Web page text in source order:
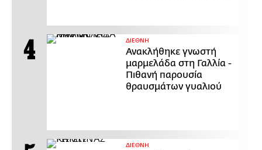
ΔΙΕΘΝΗ
Ανακλήθηκε γνωστή
μαρμελάδα στη Γαλλία -
Πιθανή παρουσία
θραυσμάτων γυαλιού
ΔΙΕΘΝΗ